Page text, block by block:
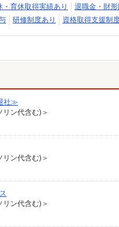
・育休取得実績あり
退職金・財
研修制度あり 資格取得支援制
社≫
ン代含む)＞
ン代含む)＞
ン代含む)＞